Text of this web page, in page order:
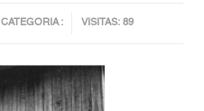
CATEGORIA : VISITAS: 89